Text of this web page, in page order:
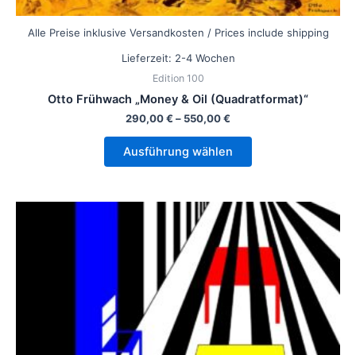
Alle Preise inklusive Versandkosten / Prices include shipping
Lieferzeit: 2-4 Wochen
Edition 100
Otto Frühwach „Money & Oil (Quadratformat)“
290,00€ – 550,00€
Ausführung wählen
Dieses
Produkt
weist
mehrere
Varianten
auf.
Die
Optionen